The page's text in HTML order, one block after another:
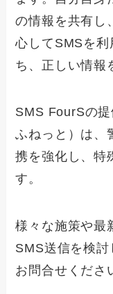
の情報を共有し
心してSMSを
ち、正しい情報
SMS FourSの
ふねっと）は、
携を強化し、特
す。
様々な施策や最
SMS送信を検
お問合せくださ